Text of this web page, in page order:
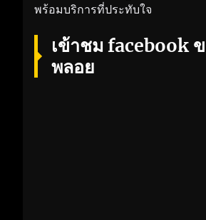
พร้อมบริการที่ประทับใจ
เข้าชม facebook
พลอย